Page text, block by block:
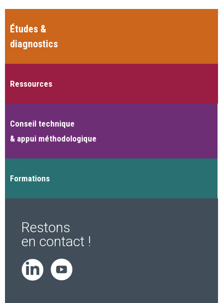
Études &
diagnostics
Ressources
Conseil technique
& appui méthodologique
Formations
Restons
en contact !